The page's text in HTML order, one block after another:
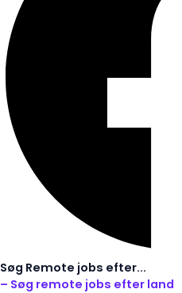
Søg Remote jobs efter...
– Søg remote jobs efter land